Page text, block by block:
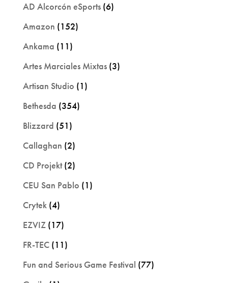
AD Alcorcón eSports(6)
Amazon (152)
Ankama (11)
Artes Marciales Mixtas(3)
Artisan Studio (1)
Bethesda (354)
Blizzard (51)
Callaghan (2)
CD Projekt(2)
CEU San Pablo (1)
Crytek(4)
EZVIZ(17)
FR-TEC(11)
Fun and Serious Game Festival (77)